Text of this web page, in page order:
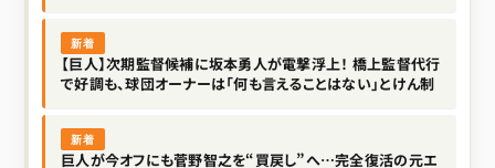
新着
【巨人】次期監督候補に坂本勇人が電撃浮上！ 橋上監督代行
で好調も、球団オーナーは「何も言えることはない」とけん制
新着
巨人が今オフにも菅野智之を“買戻し”へ…完全復活の元エ